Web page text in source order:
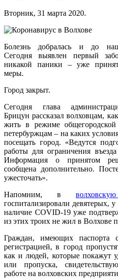
Вторник, 31 марта 2020.
Болезнь добралась и до
Сегодня выявлен первый
никакой паники – уже
меры.
Город закрыт.
Сегодня глава
Брицун рассказал волховцам,
жить в режиме
петербуржцам – на каких
посещать город. «Ведутся
работы для ограничения
Информация о принятом
сообщена дополнительно.
ужесточать».
Напомним, в
госпитализировали девятерых,
наличие COVID-19 уже
из этих троих не жил в Волхове
Граждан, имеющих паспорта
регистрацией, в город
как и людей, которые покажут
или пропуска,
работе на волховских